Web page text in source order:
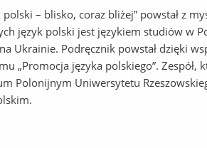
polski – blisko, coraz bliżej” powstał z
język polski jest językiem studiów w
Ukrainie. Podręcznik powstał dzięki
„Promocja języka polskiego”.
Polonijnym Uniwersytetu